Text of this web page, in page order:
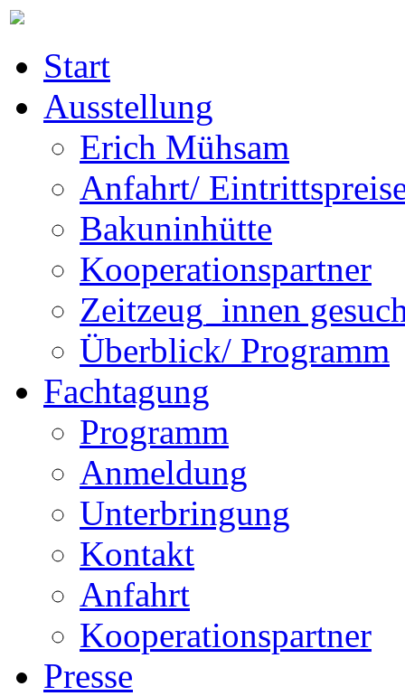
Start
Ausstellung
Erich Mühsam
Anfahrt/
Bakuninhütte
Kooperationspartner
Zeitzeug_innen
Überblick/ Programm
Fachtagung
Programm
Anmeldung
Unterbringung
Kontakt
Anfahrt
Kooperationspartner
Presse